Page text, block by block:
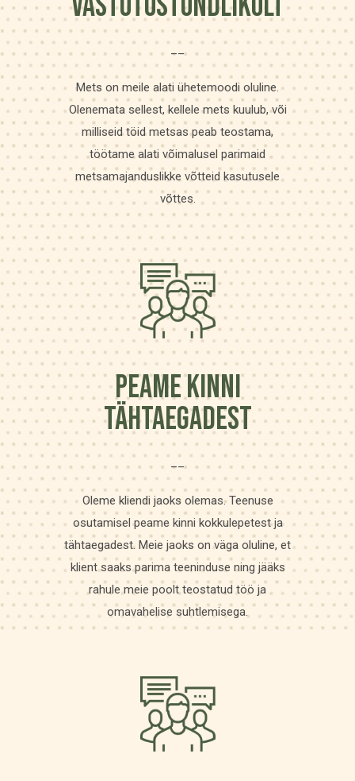
__
Mets on meile alati ühetemoodi oluline.
Olenemata sellest, kellele mets kuulub, või
milliseid töid metsas peab teostama,
töötame alati võimalusel parimaid
metsamajanduslikke võtteid kasutusele
võttes.
PEAME KINNI
TÄHTAEGADEST
__
Oleme kliendi jaoks olemas. Teenuse
osutamisel peame kinni kokkulepetest ja
tähtaegadest. Meie jaoks on väga oluline, et
klient saaks parima teeninduse ning jääks
rahule meie poolt teostatud töö ja
omavahelise suhtlemisega.